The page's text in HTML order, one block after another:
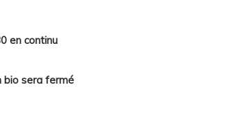
en continu
bio sera fermé